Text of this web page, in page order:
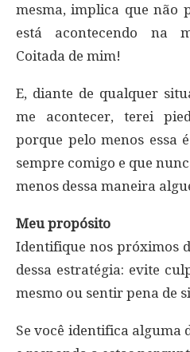
mesma, implica que não
está acontecendo na
Coitada de mim!
E, diante de qualquer
me acontecer, terei
porque pelo menos essa
sempre comigo e que
menos dessa maneira
Meu propósito
Identifique nos próximos
dessa estratégia: evite
mesmo ou sentir pena de
Se você identifica alguma